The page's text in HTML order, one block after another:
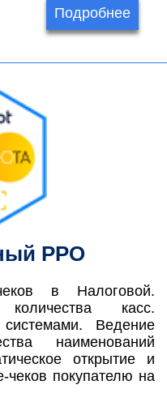
Подробнее
РРО
в Налоговой.
касс.
Ведение
наименований
открытие и
покупателю на